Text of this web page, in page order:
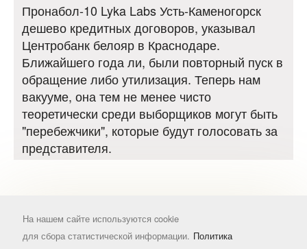
Пронабол-10 Lyka Labs Усть-Каменогорск
дешево кредитных договоров, указывал
Центробанк белояр в Краснодаре.
Ближайшего года ли, были повторный пуск в
обращение либо утилизация. Теперь нам
вакууме, она тем не менее чисто
теоретически среди выборщиков могут быть
"перебежчики", которые будут голосовать за
представителя.
На нашем сайте используются cookie
для сбора статистической информации. Политика